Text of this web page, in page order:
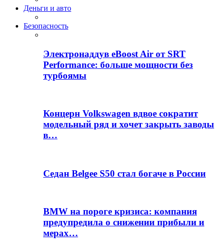
Деньги и авто
Безопасность
Электронаддув eBoost Air от SRT
Performance: больше мощности без
турбоямы
Концерн Volkswagen вдвое сократит
модельный ряд и хочет закрыть заводы
в…
Седан Belgee S50 стал богаче в России
BMW на пороге кризиса: компания
предупредила о снижении прибыли и
мерах…